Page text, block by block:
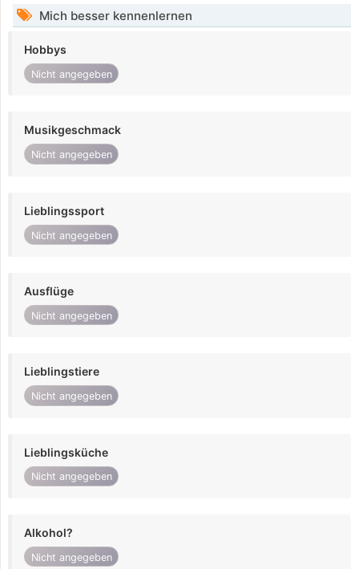
Mich besser kennenlernen
Hobbys
Nicht angegeben
Musikgeschmack
Nicht angegeben
Lieblingssport
Nicht angegeben
Ausflüge
Nicht angegeben
Lieblingstiere
Nicht angegeben
Lieblingsküche
Nicht angegeben
Alkohol?
Nicht angegeben